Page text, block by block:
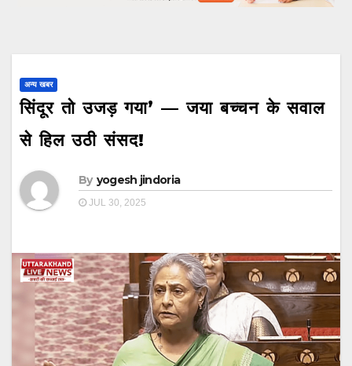
अन्य खबर
सिंदूर तो उजड़ गया’ — जया बच्चन के सवाल
से हिल उठी संसद!
By yogesh jindoria
JUL 30, 2025